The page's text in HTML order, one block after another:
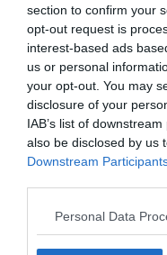
section to confirm your
opt-out request is
interest-based ads
us or personal
your opt-out. You may
disclosure of your
IAB’s list of
also be disclosed by us
Downstream
Personal Data
Ces deux adresses
méritent d’être
Ce ne sont pas des
reçoivent autant de
ont une vraie histoire
situation.La Coupole,
Art déco classé,
minuit. C’est pratique
les catacombes de
fermé leur cuisine.